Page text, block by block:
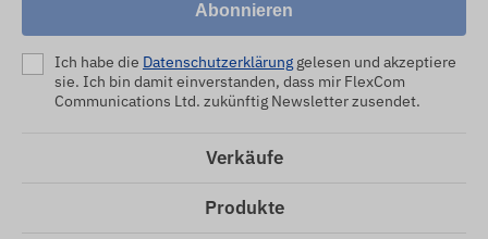
Abonnieren
Ich habe die Datenschutzerklärung gelesen und akzeptiere
sie. Ich bin damit einverstanden, dass mir FlexCom
Communications Ltd. zukünftig Newsletter zusendet.
Verkäufe
Produkte